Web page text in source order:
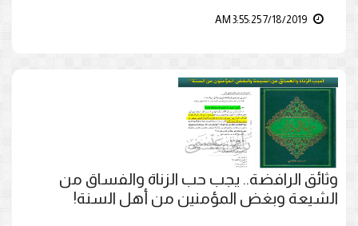
وثائق الرافضة.. يجب حب الزناة والفساق من
الشيعة وبغض المؤمنين من أهل السنة!